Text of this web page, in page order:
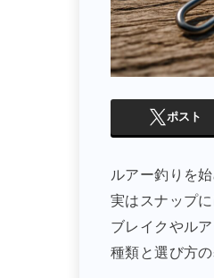
ポスト
ルアー釣りを
実はスナップ
ブレイクやル
種類と選び方